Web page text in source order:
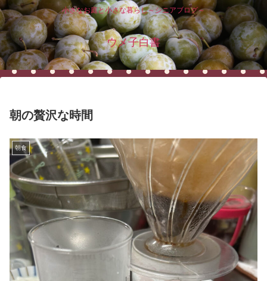
小さなお庭と小さな暮らし～シニアブログ～
ウメ子白書
朝の贅沢な時間
朝食